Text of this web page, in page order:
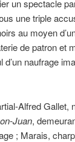
spectacle
une triple
au moyen
de patron et
naufrage
Alfred Gallet,
Juan,
; Marais,